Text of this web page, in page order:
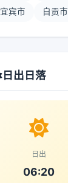
宜宾市 自贡市
日出日落
日出
06:20